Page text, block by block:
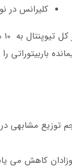
کلیرانس در
باربيتوراتی
توزیع مشابهی
کاهش می